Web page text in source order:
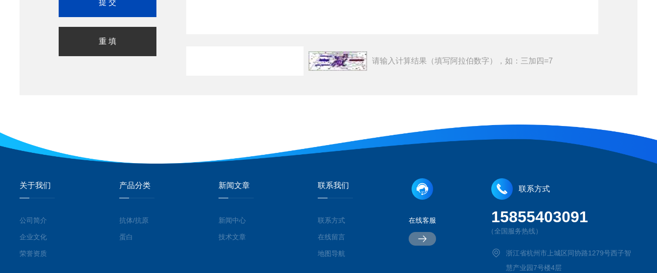
请输入计算结果（填写阿拉伯数字），如：三加四=7
关于我们
公司简介
企业文化
荣誉资质
产品分类
抗体/抗原
蛋白
新闻文章
新闻中心
技术文章
联系我们
联系方式
在线留言
地图导航
在线客服
联系方式
15855403091
（全国服务热线）
浙江省杭州市上城区同协路1279号西子智
慧产业园7号楼4层